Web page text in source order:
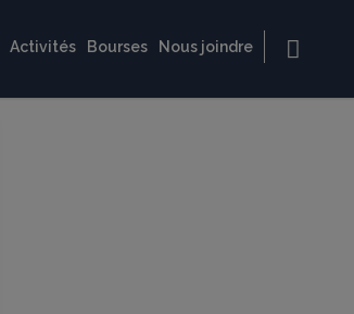
Activités Bourses Nous joindre